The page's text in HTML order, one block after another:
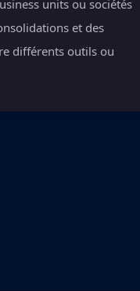
units ou sociétés
et des
différents outils ou